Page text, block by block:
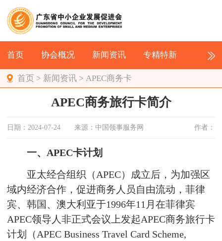
首页 协会概况 新闻资讯 专精特新
首页 > 新闻资讯 > APEC商务卡
APEC商务旅行卡简介
日期：2024-07-24 来源：中国领事服务网 作者：
一、APEC卡计划
亚太经合组织（APEC）成立后，为加强区
域内经济合作，促进商务人员自由流动，菲律
宾、韩国、澳大利亚于1996年11月在菲律宾
APEC领导人非正式会议上发起APEC商务旅行卡
计划（APEC Business Travel Card Scheme,